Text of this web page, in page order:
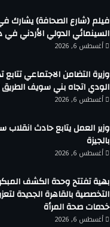
فيلم (شارع الصحافة) يشارك
السينمائي الدولي الأردني
أغسطس 6, 2026
وزيرة التضامن الاجتماعي
الودي اتجاه بني سويف
أغسطس 6, 2026
وزير العمل يتابع حادث انقلاب
بالجيزة
أغسطس 6, 2026
بهية تفتتح وحدة الكشف
التخصصية بالقاهرة الجديدة
خدمات صحة المرأة
أغسطس 6, 2026